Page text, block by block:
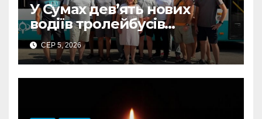
У Сумах дев’ять нових
водіїв тролейбусів
отримали свідоцтва: КП
«Електроавтотранс»
оголошує новий набір
СЕР 5, 2026